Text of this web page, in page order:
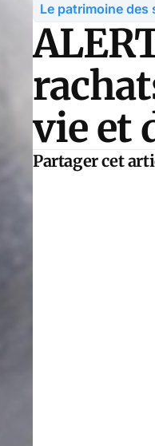
Le patrimoine des
vie et
Partager cet